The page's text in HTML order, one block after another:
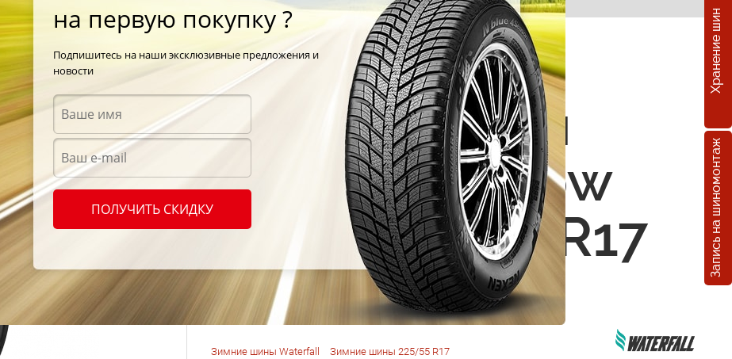
Хранение шин
Запись на шиномонтаж
Hill 3 Waterfall Snow Hill 3 225/55 R17 101V XL
Зимние шины
Waterfall Snow
Hill 3 225/55 R17
101V XL
Зимние шины Waterfall Зимние шины 225/55 R17
на первую покупку ?
Подпишитесь на наши эксклюзивные предложения и
новости
ПОЛУЧИТЬ СКИДКУ